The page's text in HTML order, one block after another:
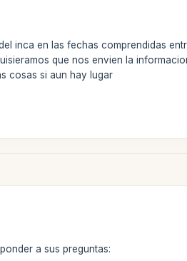
inca en las fechas comprendidas
que nos envien la
cosas si aun hay lugar
a sus preguntas: